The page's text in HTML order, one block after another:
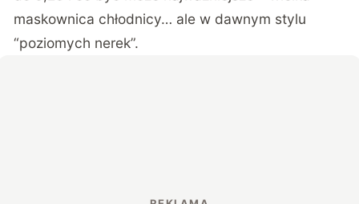
maskownica chłodnicy… ale w dawnym stylu
“poziomych nerek”.